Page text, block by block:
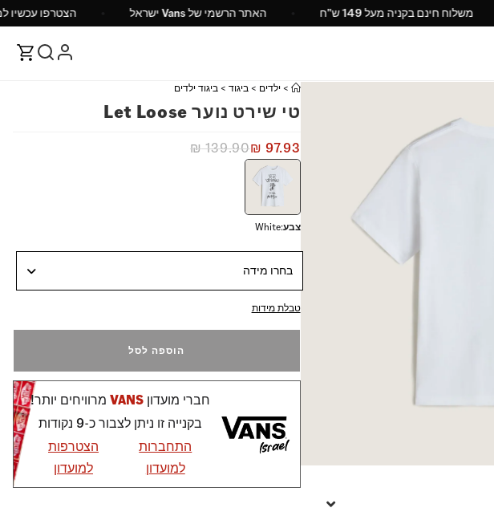
משלוח חינם בקניה מעל 149 ש"ח האתר הרשמי של Vans ישראל הצטרפו עכשיו
>ילדים >ביגוד >ביגוד ילדים
טי שירט נוער Let Loose
₪139.90₪ 97.93
צבע:
White
בחרו מידה
טבלת מידות
הוספה לסל
חברי מועדוןVANS מרוויחים יותר!
בקנייה זו ניתן לצבור כ-9 נקודות
התחברות
למועדון
הצטרפות
למועדון